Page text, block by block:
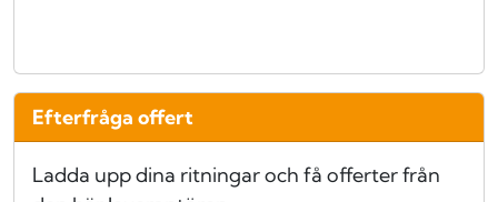
Efterfråga offert
Ladda upp dina ritningar och få offerter från